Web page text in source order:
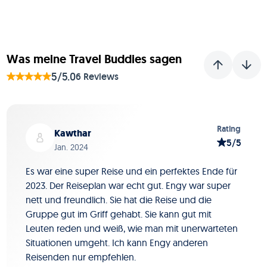
Was meine Travel Buddies sagen
5/5.06 Reviews
Kawthar
Jan. 2024
Rating
5/5
Es war eine super Reise und ein perfektes Ende für
2023. Der Reiseplan war echt gut. Engy war super
nett und freundlich. Sie hat die Reise und die
Gruppe gut im Griff gehabt. Sie kann gut mit
Leuten reden und weiß, wie man mit unerwarteten
Situationen umgeht. Ich kann Engy anderen
Reisenden nur empfehlen.